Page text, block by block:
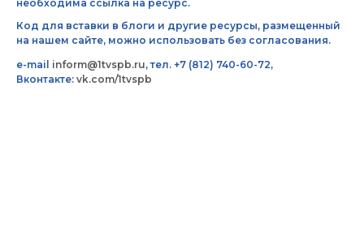
необходима ссылка на ресурс.
Код для вставки в блоги и другие ресурсы, размещенный
на нашем сайте, можно использовать без согласования.
e-mail inform@1tvspb.ru, тел. +7 (812) 740-60-72,
Вконтакте: vk.com/1tvspb